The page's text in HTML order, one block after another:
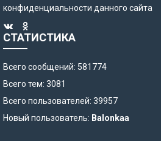
конфиденциальности данного сайта
СТАТИСТИКА
Всего сообщений: 581774
Всего тем: 3081
Всего пользователей: 39957
Новый пользователь: Balonkaa